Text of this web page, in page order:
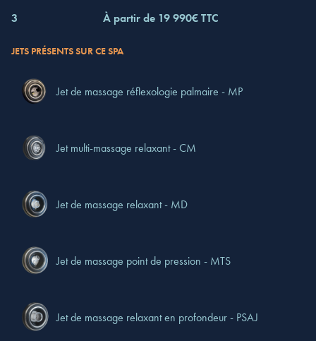
3 À partir de 19 990€ TTC
JETS PRÉSENTS SUR CE SPA
Jet de massage réflexologie palmaire - MP
Jet multi-massage relaxant - CM
Jet de massage relaxant - MD
Jet de massage point de pression - MTS
Jet de massage relaxant en profondeur - PSAJ